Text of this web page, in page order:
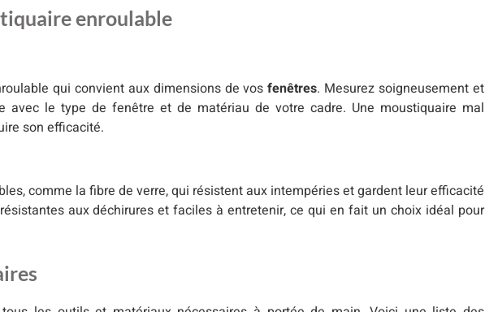
enroulable
qui convient aux dimensions de vosfenêtres. Mesurez soigneusement et
avec le type de fenêtre et de matériau de votre cadre. Une moustiquaire mal
son efficacité.
comme la fibre de verre, qui résistent aux intempéries et gardent leur efficacité
aux déchirures et faciles à entretenir, ce qui en fait un choix idéal pour